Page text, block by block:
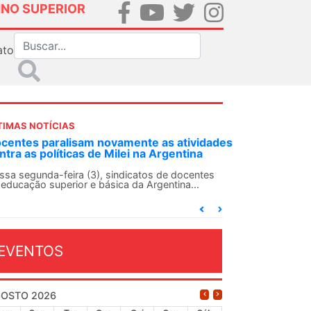
SUPERIOR
NOTÍCIAS
SN convoca docentes para Dia de
Internacionalista com Cuba em
de agosto
ANDES-SN conclama suas seções sindicais e o
2026